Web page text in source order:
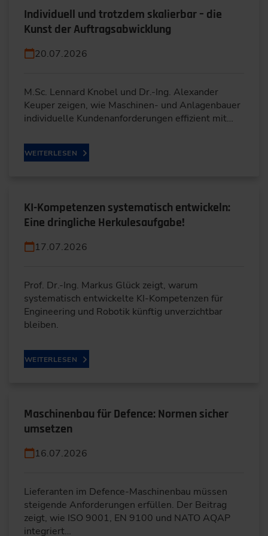
Individuell und trotzdem skalierbar – die
Kunst der Auftragsabwicklung
20.07.2026
M.Sc. Lennard Knobel und Dr.-Ing. Alexander
Keuper zeigen, wie Maschinen- und Anlagenbauer
individuelle Kundenanforderungen effizient mit…
WEITERLESEN
KI-Kompetenzen systematisch entwickeln:
Eine dringliche Herkulesaufgabe!
17.07.2026
Prof. Dr.-Ing. Markus Glück zeigt, warum
systematisch entwickelte KI-Kompetenzen für
Engineering und Robotik künftig unverzichtbar
bleiben.
WEITERLESEN
Maschinenbau für Defence: Normen sicher
umsetzen
16.07.2026
Lieferanten im Defence-Maschinenbau müssen
steigende Anforderungen erfüllen. Der Beitrag
zeigt, wie ISO 9001, EN 9100 und NATO AQAP
integriert…